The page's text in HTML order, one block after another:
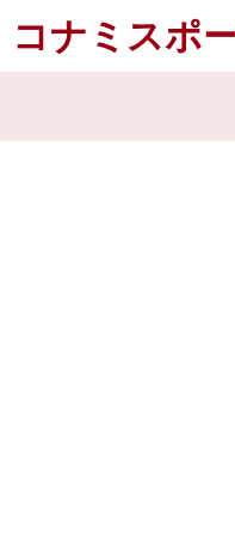
コナミスポ